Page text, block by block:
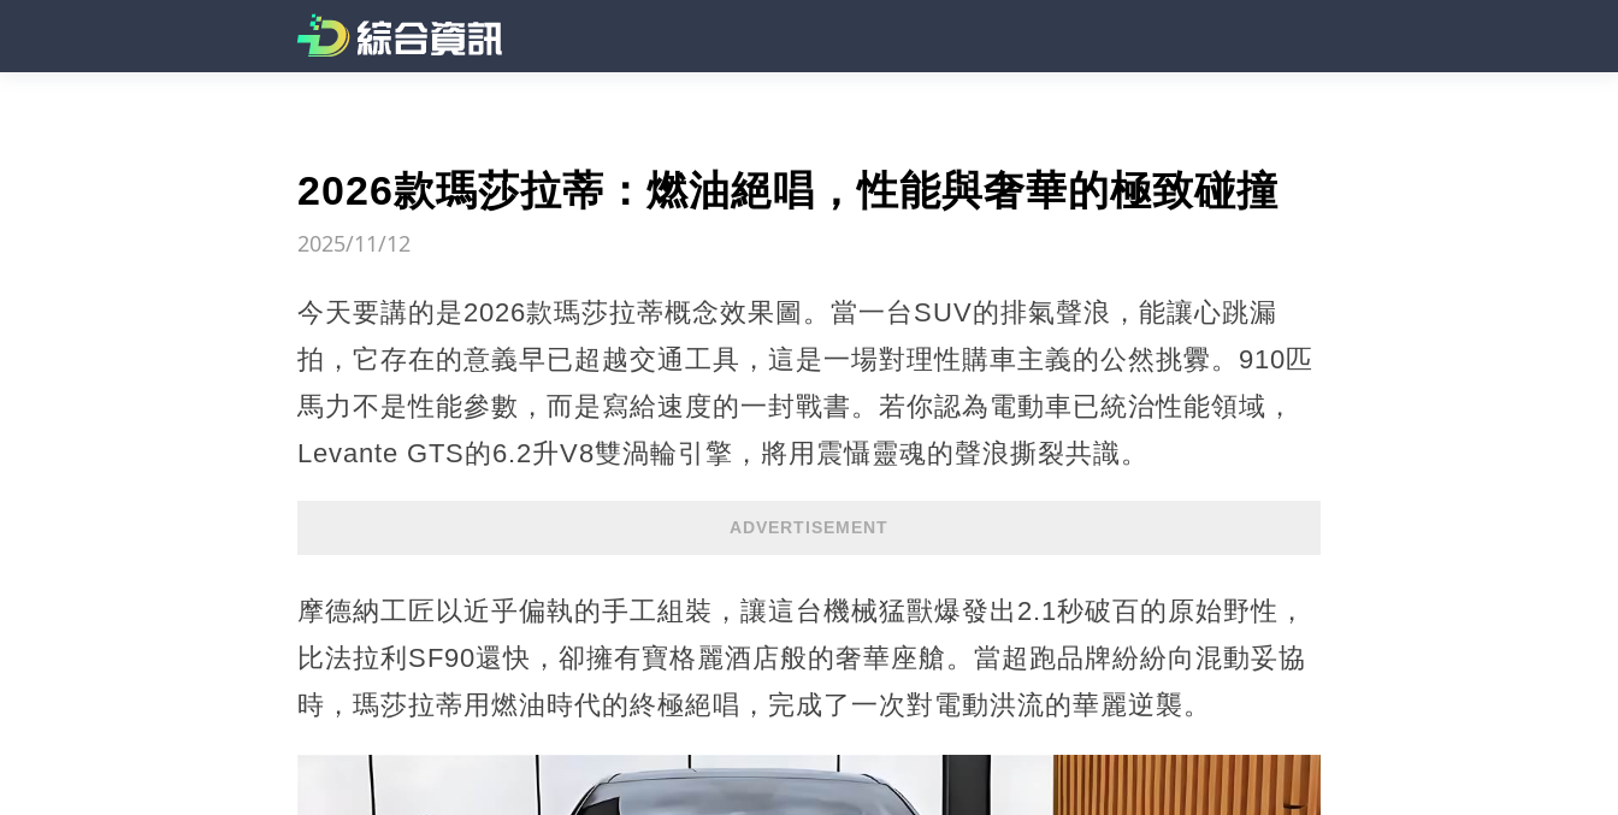
2026款瑪莎拉蒂：燃油絕唱，性能與奢華的極致碰撞
2025/11/12
今天要講的是2026款瑪莎拉蒂概念效果圖。當一台SUV的排氣聲浪，能讓心跳漏
拍，它存在的意義早已超越交通工具，這是一場對理性購車主義的公然挑釁。910匹
馬力不是性能參數，而是寫給速度的一封戰書。若你認為電動車已統治性能領域，
Levante GTS的6.2升V8雙渦輪引擎，將用震懾靈魂的聲浪撕裂共識。
ADVERTISEMENT
摩德納工匠以近乎偏執的手工組裝，讓這台機械猛獸爆發出2.1秒破百的原始野性，
比法拉利SF90還快，卻擁有寶格麗酒店般的奢華座艙。當超跑品牌紛紛向混動妥協
時，瑪莎拉蒂用燃油時代的終極絕唱，完成了一次對電動洪流的華麗逆襲。